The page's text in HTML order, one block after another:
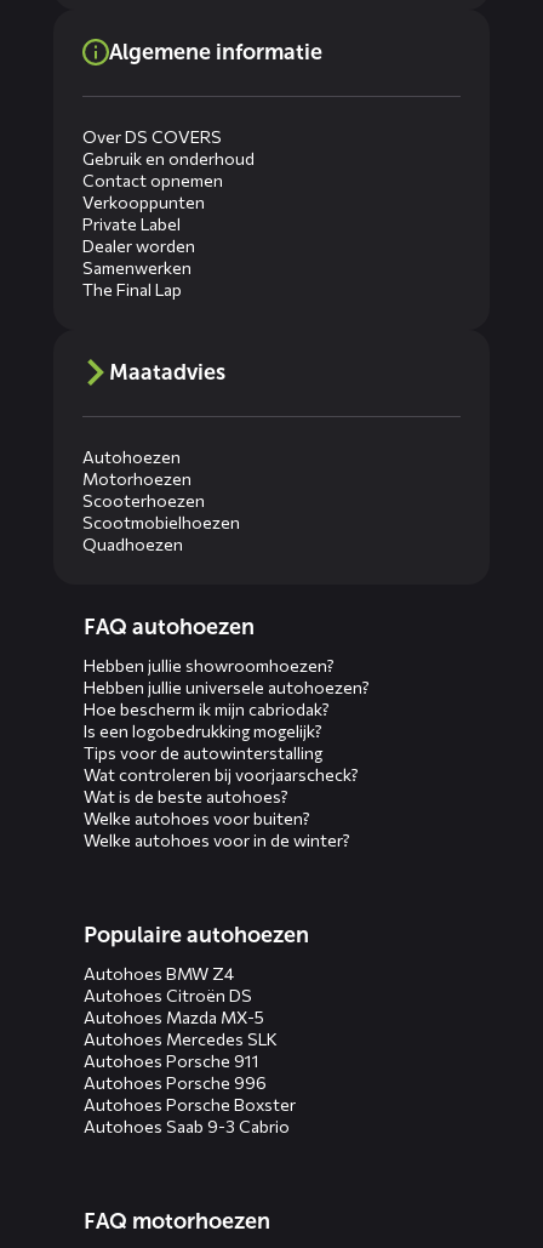
Algemene informatie
Over DS COVERS
Gebruik en onderhoud
Contact opnemen
Verkooppunten
Private Label
Dealer worden
Samenwerken
The Final Lap
Maatadvies
Autohoezen
Motorhoezen
Scooterhoezen
Scootmobielhoezen
Quadhoezen
menusFAQ autohoezen
Hebben jullie showroomhoezen?
Hebben jullie universele autohoezen?
Hoe bescherm ik mijn cabriodak?
Is een logobedrukking mogelijk?
Tips voor de autowinterstalling
Wat controleren bij voorjaarscheck?
Wat is de beste autohoes?
Welke autohoes voor buiten?
Welke autohoes voor in de winter?
Populaire autohoezen
Autohoes BMW Z4
Autohoes Citroën DS
Autohoes Mazda MX-5
Autohoes Mercedes SLK
Autohoes Porsche 911
Autohoes Porsche 996
Autohoes Porsche Boxster
Autohoes Saab 9-3 Cabrio
FAQ motorhoezen